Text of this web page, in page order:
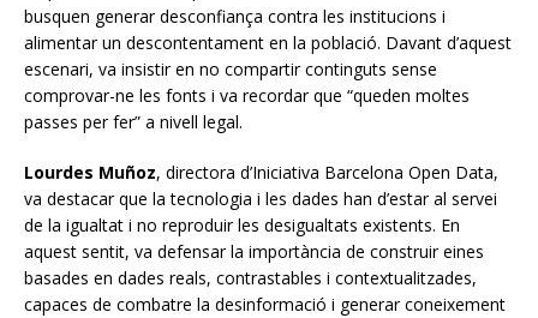
busquen generar desconfiança contra les institucions i
alimentar un descontentament en la població. Davant d’aquest
escenari, va insistir en no compartir continguts sense
comprovar-ne les fonts i va recordar que “queden moltes
passes per fer” a nivell legal.
Lourdes Muñoz, directora d’Iniciativa Barcelona Open Data,
va destacar que la tecnologia i les dades han d’estar al servei
de la igualtat i no reproduir les desigualtats existents. En
aquest sentit, va defensar la importància de construir eines
basades en dades reals, contrastables i contextualitzades,
capaces de combatre la desinformació i generar coneixement